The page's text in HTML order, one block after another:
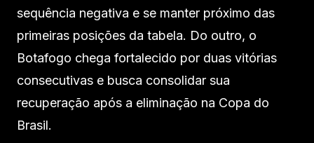
sequência negativa e se manter próximo das
primeiras posições da tabela. Do outro, o
Botafogo chega fortalecido por duas vitórias
consecutivas e busca consolidar sua
recuperação após a eliminação na Copa do
Brasil.